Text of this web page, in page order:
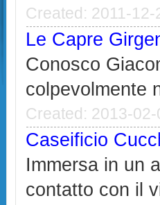
Created: 2011-12-
Le Capre
Conosco
colpevolmente
Created: 2013-02-
Caseificio
Immersa in un
contatto con il